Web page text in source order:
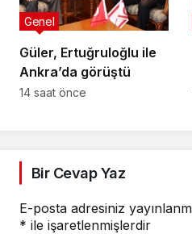
Güler, Ertuğruloğlu ile
Ankra’da görüştü
Genel
14 saat önce
Bir Cevap Yaz
E-posta adresiniz
* ile işaretlenmişlerdir